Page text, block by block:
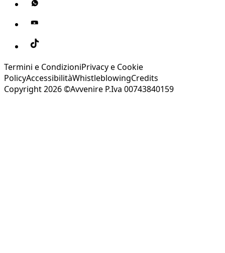
Termini e CondizioniPrivacy e Cookie
PolicyAccessibilitàWhistleblowingCredits
Copyright 2026 ©Avvenire P.Iva 00743840159